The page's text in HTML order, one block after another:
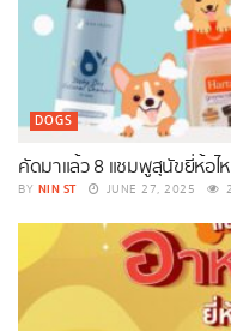
DOGS
คัดมาแล้ว 8 แชมพูสุนัขยี่ห้อไ
BY NIN ST JUNE 27, 2025